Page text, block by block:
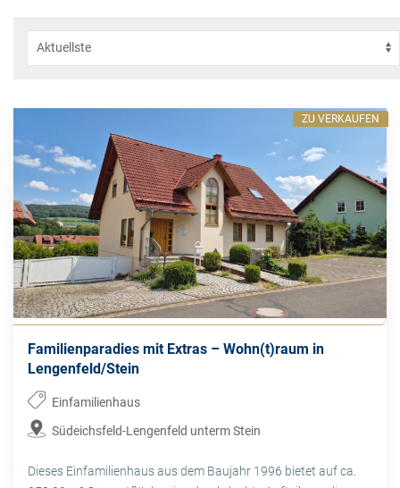
Familienparadies mit Extras – Wohn(t)raum in
Lengenfeld/Stein
Einfamilienhaus
Südeichsfeld-Lengenfeld unterm Stein
Dieses Einfamilienhaus aus dem Baujahr 1996 bietet auf ca.
ZU VERKAUFEN